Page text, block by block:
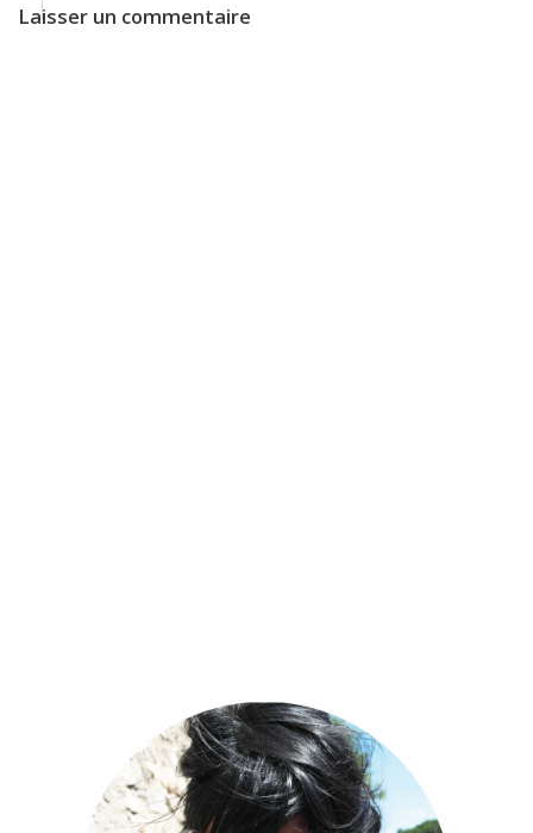
Laisser un commentaire